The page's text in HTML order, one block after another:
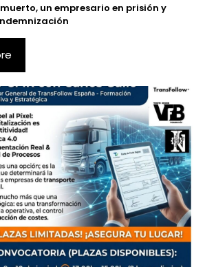
un empresario en prisión y